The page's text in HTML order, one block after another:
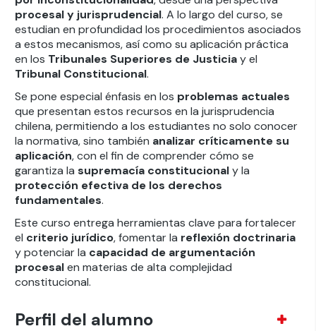
procesal y jurisprudencial. A lo largo del curso, se
estudian en profundidad los procedimientos asociados
a estos mecanismos, así como su aplicación práctica
en los Tribunales Superiores de Justiciay el
Tribunal Constitucional.
Se pone especial énfasis en los problemas actuales
que presentan estos recursos en la jurisprudencia
chilena, permitiendo a los estudiantes no solo conocer
la normativa, sino también analizar críticamente su
aplicación, con el fin de comprender cómo se
garantiza la supremacía constitucionaly la
protección efectiva de los derechos
fundamentales.
Este curso entrega herramientas clave para fortalecer
el criterio jurídico, fomentar la reflexión doctrinaria
y potenciar la capacidad de argumentación
procesalen materias de alta complejidad
constitucional.
Perfil del alumno